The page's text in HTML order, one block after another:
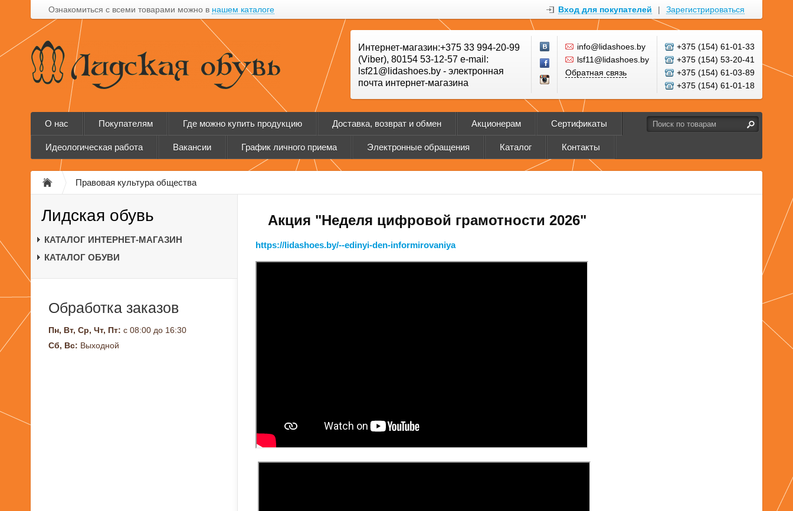
Ознакомиться с всеми товарами можно в нашем каталоге Вход для покупателей | Зарегистрироваться
Интернет-магазин:+375 33 994-20-99
(Viber), 80154 53-12-57 e-mail:
lsf21@lidashoes.by - электронная
почта интернет-магазина
info@lidashoes.by
lsf11@lidashoes.by
Обратная связь
+375 (154) 61-01-33
+375 (154) 53-20-41
+375 (154) 61-03-89
+375 (154) 61-01-18
О нас Покупателям Где можно купить продукцию Доставка, возврат и обмен Акционерам Сертификаты
Идеологическая работа Вакансии График личного приема Электронные обращения Каталог Контакты
Правовая культура общества
Акция "Неделя цифровой грамотности 2026"
https://lidashoes.by/--edinyi-den-informirovaniya
Лидская обувь
КАТАЛОГ ИНТЕРНЕТ-МАГАЗИН
КАТАЛОГ ОБУВИ
Обработка заказов
Пн, Вт, Ср, Чт, Пт: с 08:00 до 16:30
Сб, Вс: Выходной